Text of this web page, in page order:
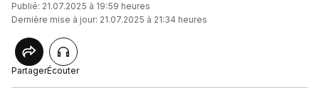
Publié: 21.07.2025 à 19:59 heures
Dernière mise à jour: 21.07.2025 à 21:34 heures
PartagerÉcouter